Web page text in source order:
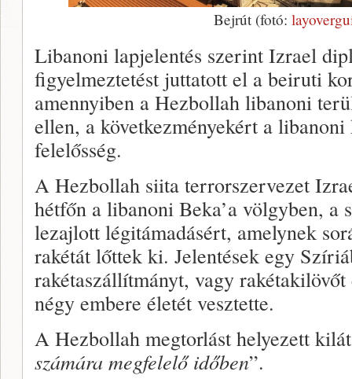
Bejrút (fotó:
Libanoni lapjelentés szerint Izrael
figyelmeztetést juttatott el a beiruti
amennyiben a Hezbollah libanoni
ellen, a következményekért a
felelősség.
A Hezbollah siita terrorszervezet
hétfőn a libanoni Beka’a völgyben, a
lezajlott légitámadásért, amelynek
rakétát lőttek ki. Jelentések egy
rakétaszállítmányt, vagy
négy embere életét vesztette.
A Hezbollah megtorlást helyezett
számára megfelelő időben”.